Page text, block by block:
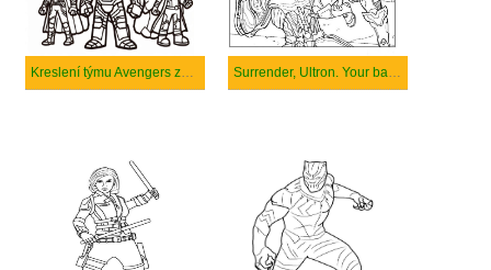
Kreslení týmu Avengers zdarma Surrender, Ultron. Your battle is lost